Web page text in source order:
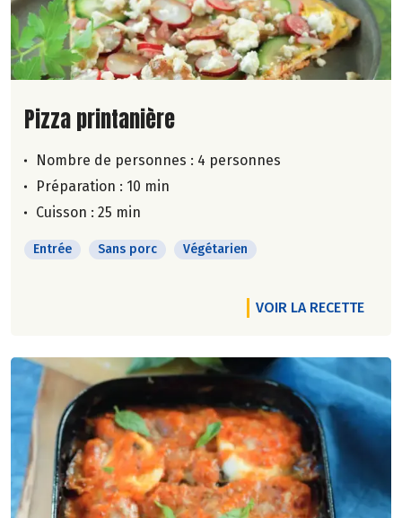
Lire la suite de la recette
Pizza printanière
Nombre de personnes : 4 personnes
Préparation : 10 min
Cuisson : 25 min
Entrée Sans porc Végétarien
VOIR LA RECETTE